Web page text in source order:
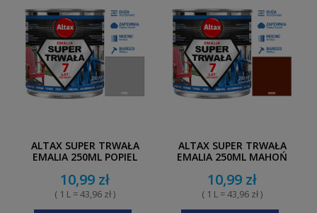
ALTAX SUPER TRWAŁA
EMALIA 250ML POPIEL
10,99 zł
( 1 L = 43,96 zł )
ALTAX SUPER TRWAŁA
EMALIA 250ML MAHOŃ
10,99 zł
( 1 L = 43,96 zł )